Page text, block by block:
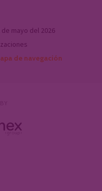
mayo del 2026
de navegación